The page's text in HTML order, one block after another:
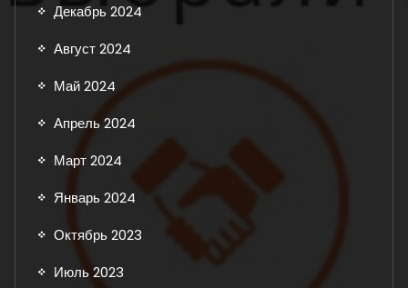
Декабрь 2024
Август 2024
Май 2024
Апрель 2024
Март 2024
Январь 2024
Октябрь 2023
Июль 2023